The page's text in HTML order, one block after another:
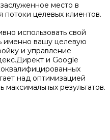
место в
потоки целевых клиентов.
использовать свой
именно вашу целевую
и управление
и Google
над оптимизацией
результатов.